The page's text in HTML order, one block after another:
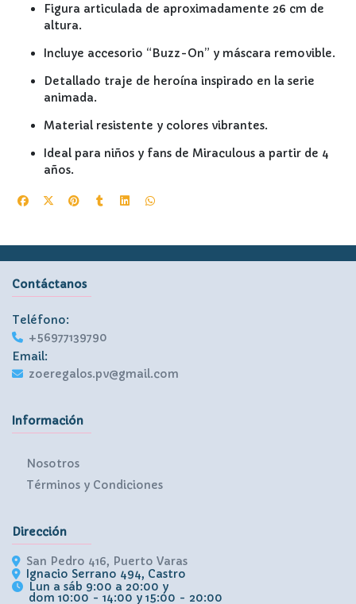
Figura articulada de aproximadamente 26 cm de
altura.
Incluye accesorio “Buzz-On” y máscara removible.
Detallado traje de heroína inspirado en la serie
animada.
Material resistente y colores vibrantes.
Ideal para niños y fans de Miraculous a partir de 4
años.
Contáctanos
Teléfono:
+56977139790
Email:
zoeregalos.pv@gmail.com
Información
Nosotros
Términos y Condiciones
Dirección
San Pedro 416, Puerto Varas
Ignacio Serrano 494, Castro
Lun a sáb 9:00 a 20:00 y
dom 10:00 - 14:00 y 15:00 - 20:00